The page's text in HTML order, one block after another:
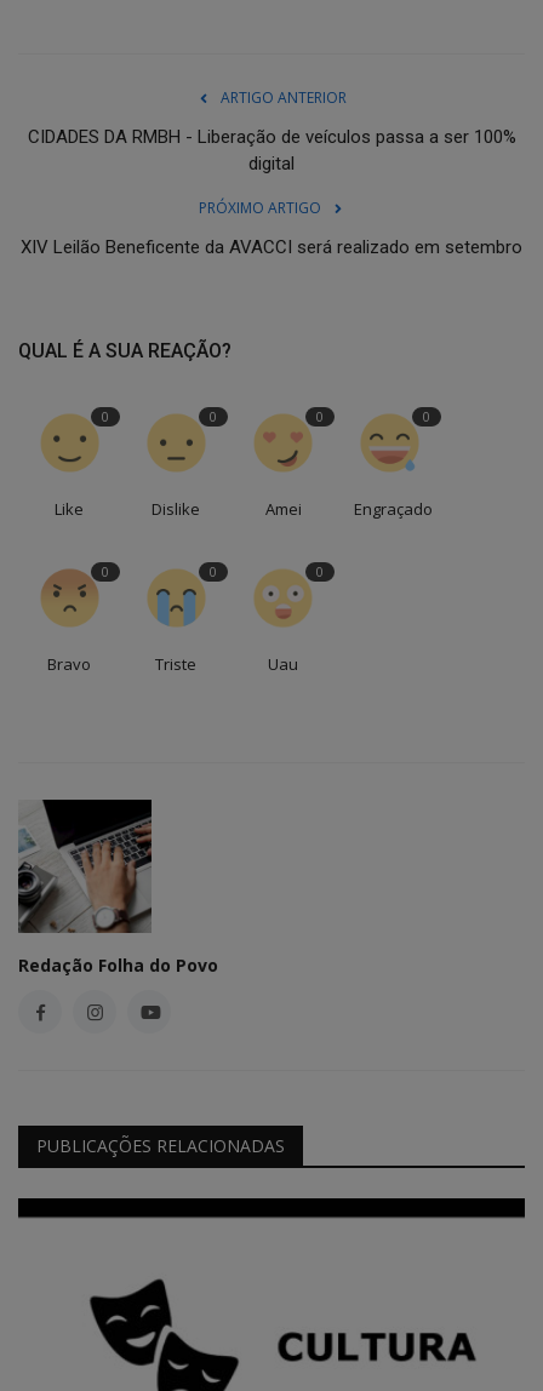
ARTIGO ANTERIOR
CIDADES DA RMBH - Liberação de veículos passa a ser 100%
digital
PRÓXIMO ARTIGO
XIV Leilão Beneficente da AVACCI será realizado em setembro
QUAL É A SUA REAÇÃO?
0
Like
0
Dislike
0
Amei
0
Engraçado
0
Bravo
0
Triste
0
Uau
Redação Folha do Povo
PUBLICAÇÕES RELACIONADAS